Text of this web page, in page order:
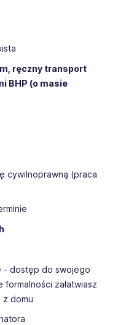
ręczny transport
BHP (o masie
cywilnoprawną (praca
- dostęp do swojego
załatwiasz
domu